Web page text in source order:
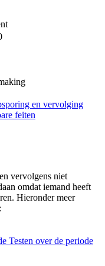
en vervolging
feiten
vervolgens niet
omdat iemand heeft
Hieronder meer
Testen over de periode